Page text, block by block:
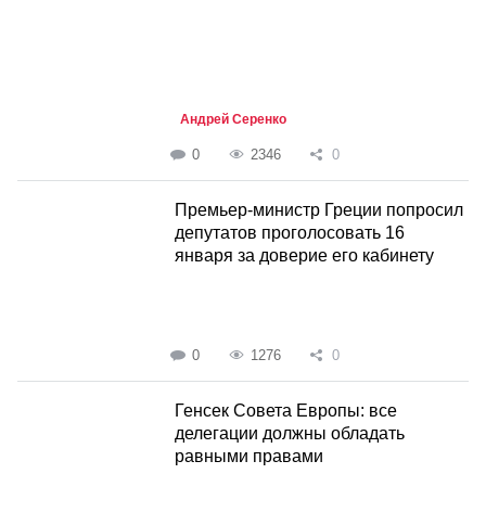
Андрей Серенко
0 2346 0
Премьер-министр Греции попросил
депутатов проголосовать 16
января за доверие его кабинету
0 1276 0
Генсек Совета Европы: все
делегации должны обладать
равными правами